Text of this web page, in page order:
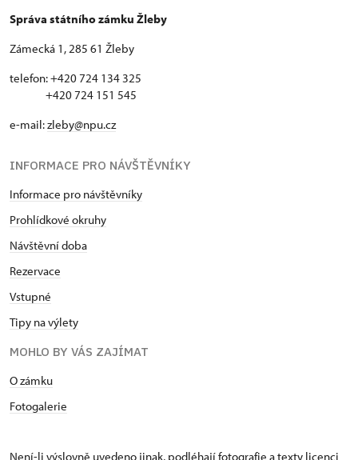
Správa státního zámku Žleby
Zámecká 1, 285 61 Žleby
telefon: +420 724 134 325
+420 724 151 545
e-mail:zleby@npu.cz
INFORMACE PRO NÁVŠTĚVNÍKY
Informace pro návštěvníky
Prohlídkové okruhy
Návštěvní doba
Rezervace
Vstupné
Tipy na výlety
MOHLO BY VÁS ZAJÍMAT
O zámku
Fotogalerie
Není-li výslovně uvedeno jinak, podléhají fotografie a texty licenci